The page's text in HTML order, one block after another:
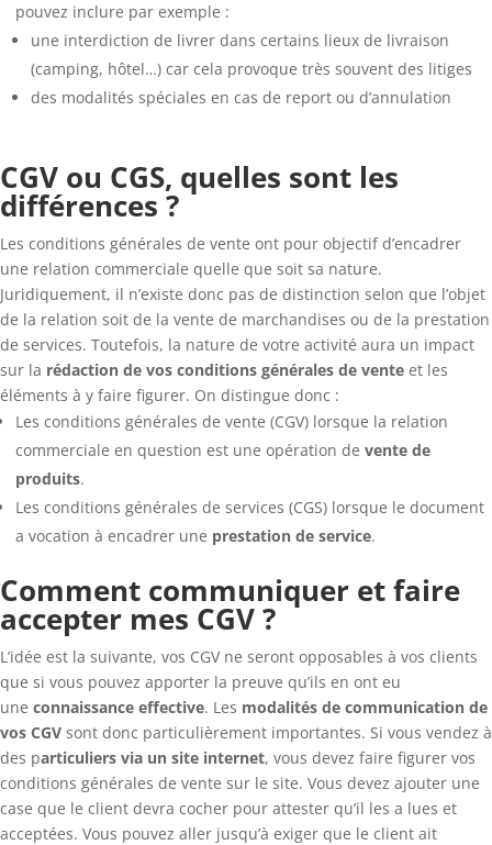
pouvez inclure par exemple :
une interdiction de livrer dans certains lieux de livraison
(camping, hôtel…) car cela provoque très souvent des litiges
des modalités spéciales en cas de report ou d’annulation
CGV ou CGS, quelles sont les
différences ?
Les conditions générales de vente ont pour objectif d’encadrer
une relation commerciale quelle que soit sa nature.
Juridiquement, il n’existe donc pas de distinction selon que l’objet
de la relation soit de la vente de marchandises ou de la prestation
de services. Toutefois, la nature de votre activité aura un impact
sur la rédaction de vos conditions générales de vente et les
éléments à y faire figurer. On distingue donc :
Les conditions générales de vente (CGV) lorsque la relation
commerciale en question est une opération de vente de
produits.
Les conditions générales de services (CGS) lorsque le document
a vocation à encadrer une prestation de service.
Comment communiquer et faire
accepter mes CGV ?
L’idée est la suivante, vos CGV ne seront opposables à vos clients
que si vous pouvez apporter la preuve qu’ils en ont eu
une connaissance effective. Les modalités de communication de
vos CGV sont donc particulièrement importantes. Si vous vendez à
des particuliers via un site internet, vous devez faire figurer vos
conditions générales de vente sur le site. Vous devez ajouter une
case que le client devra cocher pour attester qu’il les a lues et
acceptées. Vous pouvez aller jusqu’à exiger que le client ait